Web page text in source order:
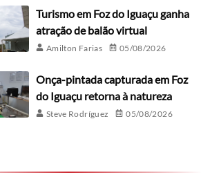
Turismo em Foz do Iguaçu ganha
atração de balão virtual
Amilton Farias 05/08/2026
Onça-pintada capturada em Foz
do Iguaçu retorna à natureza
Steve Rodríguez 05/08/2026